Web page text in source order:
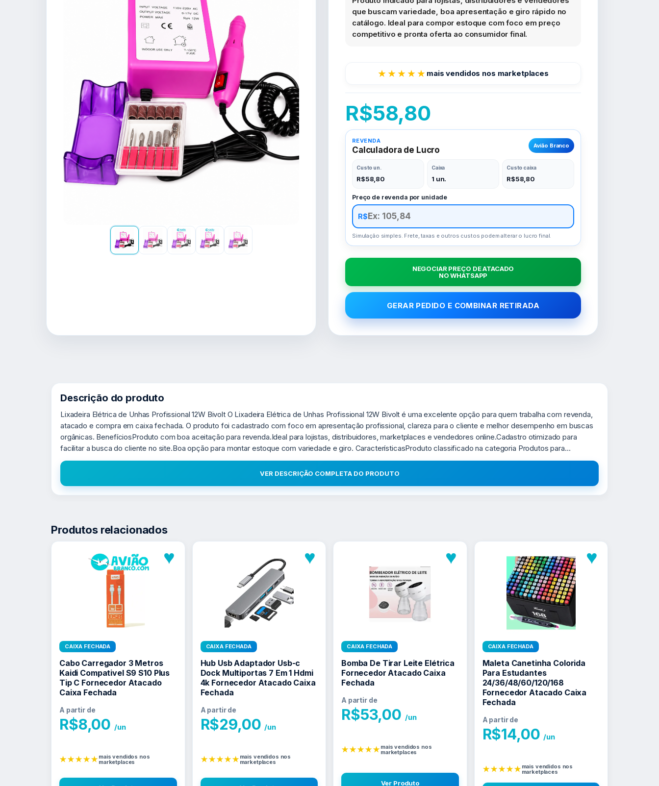
que buscam variedade, boa apresentação e giro rápido no
catálogo. Ideal para compor estoque com foco em preço
competitivo e pronta oferta ao consumidor final.
★★★★★ mais vendidos nos marketplaces
R$58,80
REVENDA
Calculadora de Lucro Avião Branco
Custo un.
R$58,80
Caixa
1 un.
Custo caixa
R$58,80
Preço de revenda por unidade
R$
Simulação simples. Frete, taxas e outros custos podem alterar o lucro final.
NEGOCIAR PREÇO DE ATACADO
NO WHATSAPP
GERAR PEDIDO E COMBINAR RETIRADA
Descrição do produto
Lixadeira Elétrica de Unhas Profissional 12W Bivolt O Lixadeira Elétrica de Unhas Profissional 12W Bivolt é uma excelente opção para quem trabalha com revenda,
atacado e compra em caixa fechada. O produto foi cadastrado com foco em apresentação profissional, clareza para o cliente e melhor desempenho em buscas
orgânicas. BenefíciosProduto com boa aceitação para revenda.Ideal para lojistas, distribuidores, marketplaces e vendedores online.Cadastro otimizado para
facilitar a busca do cliente no site.Boa opção para montar estoque com variedade e giro. CaracterísticasProduto classificado na categoria Produtos para...
VER DESCRIÇÃO COMPLETA DO PRODUTO
Produtos relacionados
♥
CAIXA FECHADA
Cabo Carregador 3 Metros
Kaidi Compativel S9 S10 Plus
Tip C Fornecedor Atacado
Caixa Fechada
A partir de
R$8,00 /un
★★★★★mais vendidos nos
marketplaces
♥
CAIXA FECHADA
Hub Usb Adaptador Usb-c
Dock Multiportas 7 Em 1 Hdmi
4k Fornecedor Atacado Caixa
Fechada
A partir de
R$29,00 /un
★★★★★mais vendidos nos
marketplaces
♥
CAIXA FECHADA
Bomba De Tirar Leite Elétrica
Fornecedor Atacado Caixa
Fechada
A partir de
R$53,00 /un
★★★★★mais vendidos nos
marketplaces
Ver Produto
♥
CAIXA FECHADA
Maleta Canetinha Colorida
Para Estudantes
24/36/48/60/120/168
Fornecedor Atacado Caixa
Fechada
A partir de
R$14,00 /un
★★★★★mais vendidos nos
marketplaces